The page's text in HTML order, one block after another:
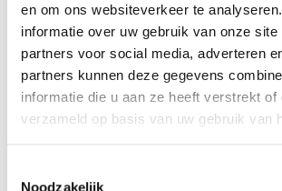
en om ons websiteverkeer te
informatie over uw gebruik van onze site
partners voor social media, adverteren
partners kunnen deze gegevens
informatie die u aan ze heeft verstrekt of
verzameld op basis van uw gebruik van
Noodzakelijk
Gratis verzending vanaf
Achteraf betalen
Kopersbescherming met
GERELATEERDE PRODUCTEN
Weber Style Vleesmesset